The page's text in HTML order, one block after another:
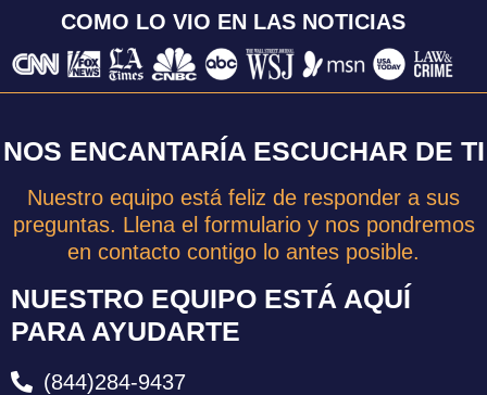
COMO LO VIO EN LAS NOTICIAS
NOS ENCANTARÍA ESCUCHAR DE TI
Nuestro equipo está feliz de responder a sus
preguntas. Llena el formulario y nos pondremos
en contacto contigo lo antes posible.
NUESTRO EQUIPO ESTÁ AQUÍ
PARA AYUDARTE
(844)284-9437